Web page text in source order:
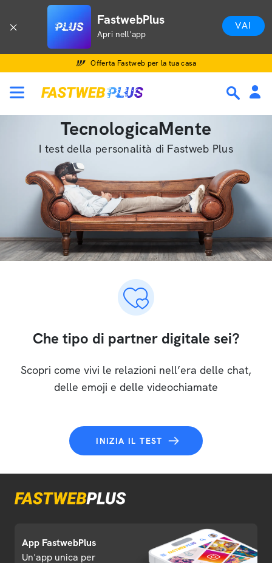
FastwebPlus
Apri nell'app
VAI
Offerta Fastweb per la tua casa
TecnologicaMente
I test della personalità di Fastweb Plus
Che tipo di partner digitale sei?
Scopri come vivi le relazioni nell’era delle chat,
delle emoji e delle videochiamate
INIZIA IL TEST
App FastwebPlus
Un'app unica per